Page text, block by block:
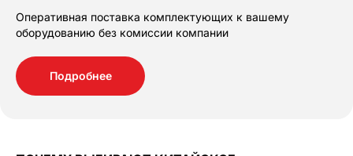
Оперативная поставка комплектующих к вашему
оборудованию без комиссии компании
Подробнее